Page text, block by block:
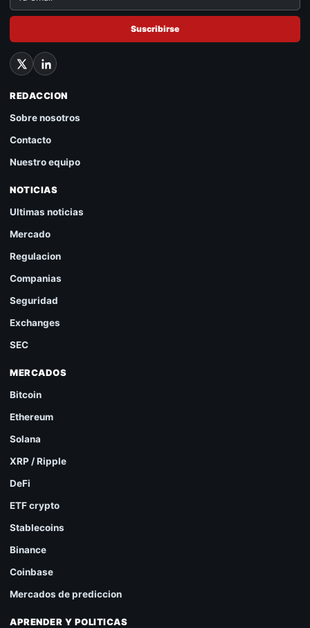
Suscribirse
REDACCION
Sobre nosotros
Contacto
Nuestro equipo
NOTICIAS
Ultimas noticias
Mercado
Regulacion
Companias
Seguridad
Exchanges
SEC
MERCADOS
Bitcoin
Ethereum
Solana
XRP / Ripple
DeFi
ETF crypto
Stablecoins
Binance
Coinbase
Mercados de prediccion
APRENDER Y POLITICAS